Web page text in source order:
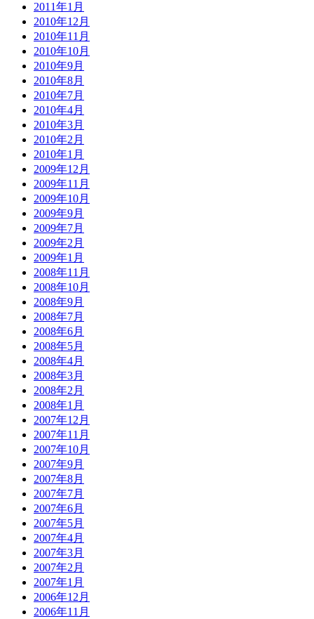
2011年1月
2010年12月
2010年11月
2010年10月
2010年9月
2010年8月
2010年7月
2010年4月
2010年3月
2010年2月
2010年1月
2009年12月
2009年11月
2009年10月
2009年9月
2009年7月
2009年2月
2009年1月
2008年11月
2008年10月
2008年9月
2008年7月
2008年6月
2008年5月
2008年4月
2008年3月
2008年2月
2008年1月
2007年12月
2007年11月
2007年10月
2007年9月
2007年8月
2007年7月
2007年6月
2007年5月
2007年4月
2007年3月
2007年2月
2007年1月
2006年12月
2006年11月